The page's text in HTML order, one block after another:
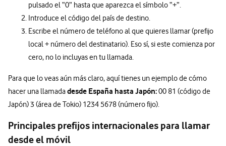
pulsado el “0” hasta que aparezca el símbolo “+”.
Introduce el código del país de destino.
Escribe el número de teléfono al que quieres llamar (prefijo
local + número del destinatario). Eso sí, si este comienza por
cero, no lo incluyas en tu llamada.
Para que lo veas aún más claro, aquí tienes un ejemplo de cómo
hacer una llamadadesde España hasta Japón:00 81 (código de
Japón) 3 (área de Tokio) 1234 5678 (número fijo).
Principales prefijos internacionales para llamar
desde el móvil